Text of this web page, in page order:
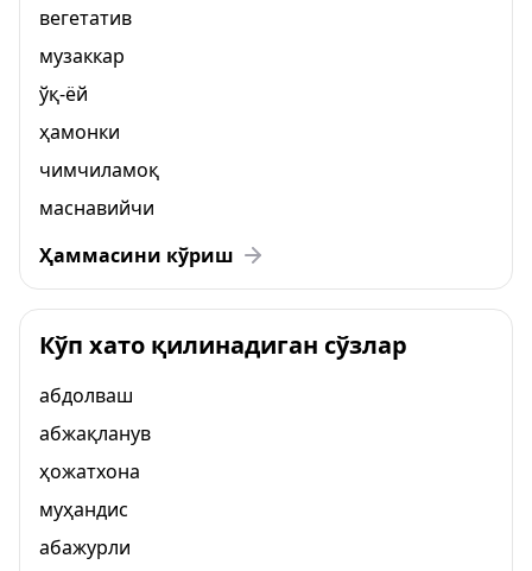
вегетатив
музаккар
ўқ-ёй
ҳамонки
чимчиламоқ
маснавийчи
Ҳаммасини кўриш
Кўп хато қилинадиган сўзлар
абдолваш
абжақланув
ҳожатхона
муҳандис
абажурли